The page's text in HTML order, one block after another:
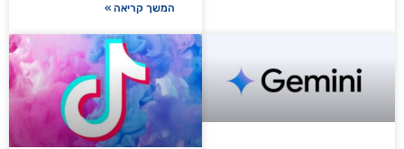
המשך קריאה »